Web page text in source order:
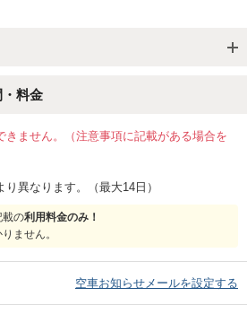
料金
きません。（注意事項に記載がある場合を
異なります。（最大14日）
載の利用料金のみ！
ません。
空車お知らせメールを設定する